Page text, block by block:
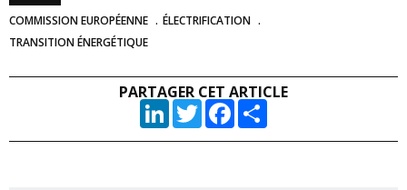
COMMISSION EUROPÉENNE
ÉLECTRIFICATION
TRANSITION ÉNERGÉTIQUE
PARTAGER CET ARTICLE
LinkedInTwitterFacebook